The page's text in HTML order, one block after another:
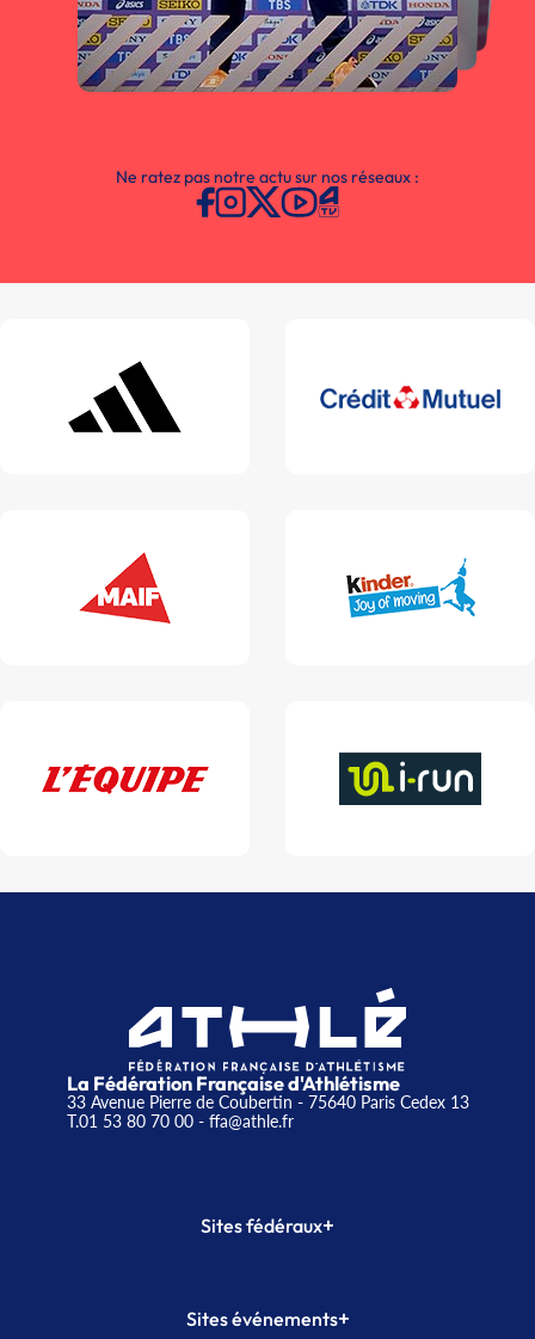
Ne ratez pas notre actu sur nos réseaux :
La Fédération Française d'Athlétisme
33 Avenue Pierre de Coubertin - 75640 Paris Cedex 13
T.01 53 80 70 00- ffa@athle.fr
Sites fédéraux+
Plateforme Formation
Sites événements+